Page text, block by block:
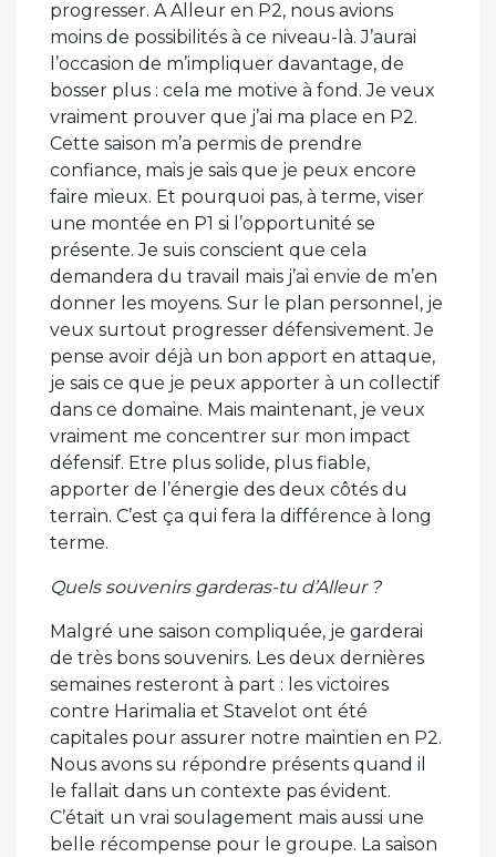
progresser. A Alleur en P2, nous avions
moins de possibilités à ce niveau-là. J’aurai
l’occasion de m’impliquer davantage, de
bosser plus : cela me motive à fond. Je veux
vraiment prouver que j’ai ma place en P2.
Cette saison m’a permis de prendre
confiance, mais je sais que je peux encore
faire mieux. Et pourquoi pas, à terme, viser
une montée en P1 si l’opportunité se
présente. Je suis conscient que cela
demandera du travail mais j’ai envie de m’en
donner les moyens. Sur le plan personnel, je
veux surtout progresser défensivement. Je
pense avoir déjà un bon apport en attaque,
je sais ce que je peux apporter à un collectif
dans ce domaine. Mais maintenant, je veux
vraiment me concentrer sur mon impact
défensif. Etre plus solide, plus fiable,
apporter de l’énergie des deux côtés du
terrain. C’est ça qui fera la différence à long
terme.
Quels souvenirs garderas-tu d’Alleur ?
Malgré une saison compliquée, je garderai
de très bons souvenirs. Les deux dernières
semaines resteront à part : les victoires
contre Harimalia et Stavelot ont été
capitales pour assurer notre maintien en P2.
Nous avons su répondre présents quand il
le fallait dans un contexte pas évident.
C’était un vrai soulagement mais aussi une
belle récompense pour le groupe. La saison